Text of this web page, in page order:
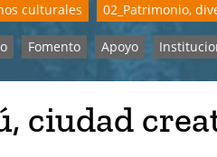
culturales 02_Patrimonio,
Fomento Apoyo
ciudad